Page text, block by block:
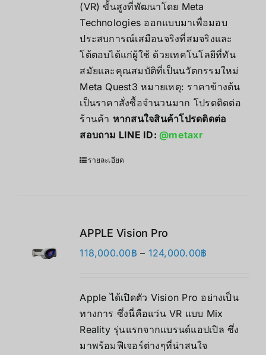
27,900.00฿
(VR) ขั้นสูงที่พัฒนาโดย Meta
Technologies ออกแบบมาเพื่อมอบ
ประสบการณ์เสมือนจริงที่สมจริงและ
โต้ตอบได้แก่ผู้ใช้ ด้วยเทคโนโลยีที่ทัน
สมัยและคุณสมบัติที่เป็นนวัตกรรมใหม่
Meta Quest3 หมายเหตุ: ราคาข้างต้น
เป็นราคาสั่งซื้อจำนวนมาก โปรดติดต่อ
ร้านค้า หากสนใจสินค้าโปรดติดต่อ
สอบถาม LINE ID:@metaxr
รายละเอียด
APPLE Vision Pro
118,000.00฿ – 124,000.00฿
through
124,000.00฿
Apple ได้เปิดตัว Vision Pro อย่างเป็น
ทางการ ซึ่งนี่คือแว่น VR แบบ Mix
Reality รุ่นแรกจากแบรนด์แอปเปิล ซึ่ง
มาพร้อมฟีเจอร์ต่างๆที่น่าสนใจ